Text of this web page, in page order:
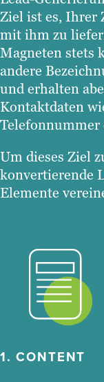
Ziel ist es, Ihrer
mit ihm zu
Magneten stets
andere
und erhalten
Kontaktdaten
Telefonnummer
Um dieses Ziel
konvertierende
Elemente
1. CONTENT